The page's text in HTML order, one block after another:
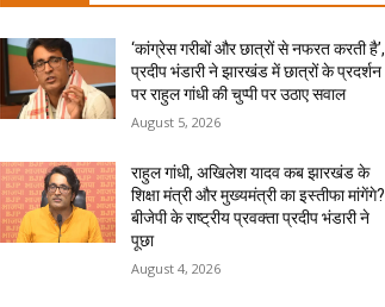
‘कांग्रेस गरीबों और छात्रों से नफरत करती है’,
प्रदीप भंडारी ने झारखंड में छात्रों के प्रदर्शन
पर राहुल गांधी की चुप्पी पर उठाए सवाल
August 5, 2026
राहुल गांधी, अखिलेश यादव कब झारखंड के
शिक्षा मंत्री और मुख्यमंत्री का इस्तीफा मांगेंगे?
बीजेपी के राष्ट्रीय प्रवक्ता प्रदीप भंडारी ने
पूछा
August 4, 2026